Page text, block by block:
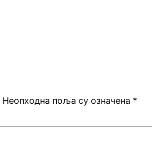
Неопходна поља су означена *